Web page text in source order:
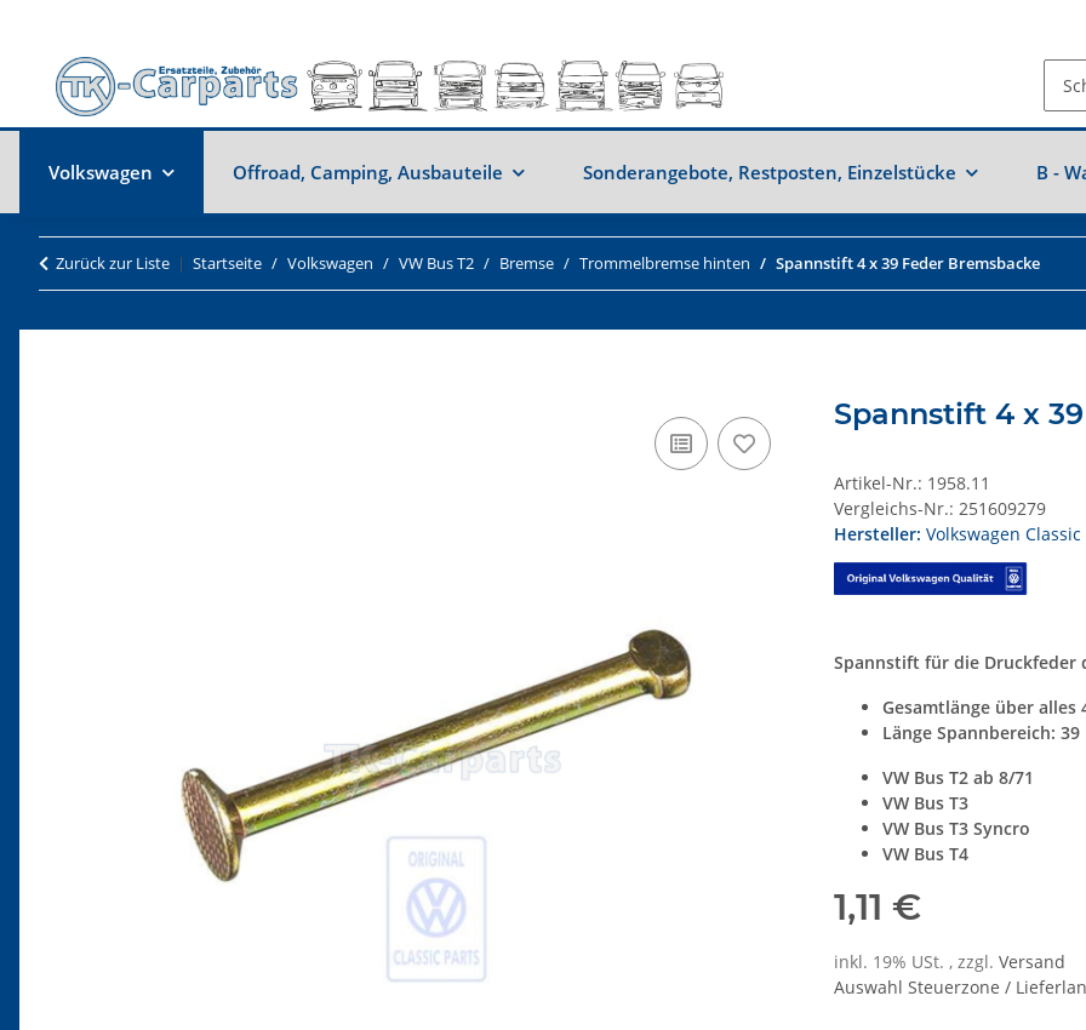
Volkswagen Offroad, Camping, Ausbauteile Sonderangebote, Restposten, Einzelstücke B -
Zurück zur Liste Startseite Volkswagen VW Bus T2 Bremse Trommelbremse hinten Spannstift 4 x 39 Feder Bremsbacke
Spannstift 4 x
Artikel-Nr.: 1958.11
Vergleichs-Nr.: 251609279
Hersteller: Volkswagen
Spannstift für die Druckfeder
Gesamtlänge über alles
Länge Spannbereich: 39
VW Bus T2 ab 8/71
VW Bus T3
VW Bus T3 Syncro
VW Bus T4
1,11 €
inkl. 19% USt. , zzgl. Versand
Auswahl Steuerzone /